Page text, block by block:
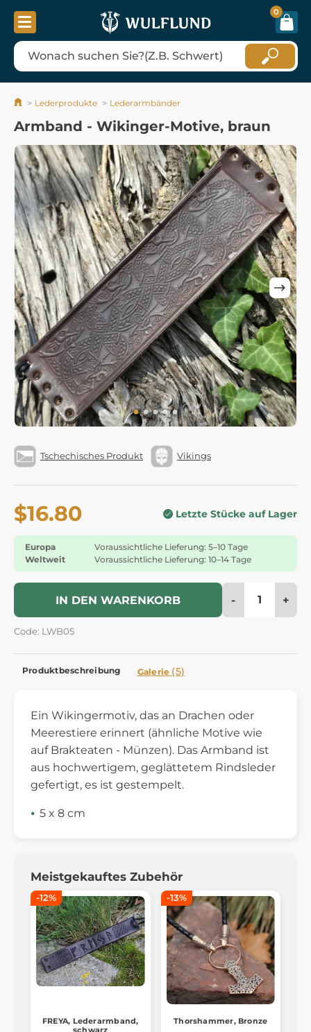
0
Lederprodukte Lederarmbänder
Armband - Wikinger-Motive, braun
Tschechisches Produkt Vikings
$16.80 Letzte Stücke auf Lager
Europa
Voraussichtliche Lieferung: 5–10 Tage
Weltweit
Voraussichtliche Lieferung: 10–14 Tage
IN DEN WARENKORB - +
Code: LWB05
Produktbeschreibung Galerie (5)
Ein Wikingermotiv, das an Drachen oder
Meerestiere erinnert (ähnliche Motive wie
auf Brakteaten - Münzen). Das Armband ist
aus hochwertigem, geglättetem Rindsleder
gefertigt, es ist gestempelt.
5 x 8 cm
Meistgekauftes Zubehör
-12%
FREYA, Lederarmband,
-13%
Thorshammer, Bronze